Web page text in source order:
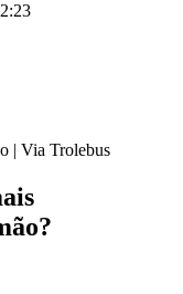
| Via Trolebus